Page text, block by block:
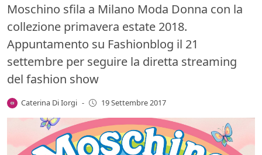
Moschino sfila a Milano Moda Donna con la
collezione primavera estate 2018.
Appuntamento su Fashionblog il 21
settembre per seguire la diretta streaming
del fashion show
Caterina Di Iorgi - 19 Settembre 2017